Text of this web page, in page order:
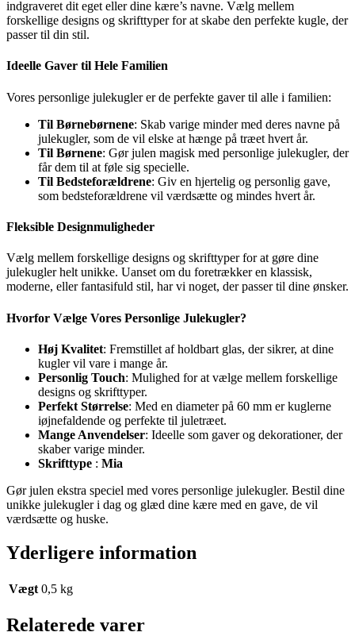
indgraveret dit eget eller dine kære’s navne. Vælg mellem
forskellige designs og skrifttyper for at skabe den perfekte kugle, der
passer til din stil.
Ideelle Gaver til Hele Familien
Vores personlige julekugler er de perfekte gaver til alle i familien:
Til Børnebørnene: Skab varige minder med deres navne på
julekugler, som de vil elske at hænge på træet hvert år.
Til Børnene: Gør julen magisk med personlige julekugler, der
får dem til at føle sig specielle.
Til Bedsteforældrene: Giv en hjertelig og personlig gave,
som bedsteforældrene vil værdsætte og mindes hvert år.
Fleksible Designmuligheder
Vælg mellem forskellige designs og skrifttyper for at gøre dine
julekugler helt unikke. Uanset om du foretrækker en klassisk,
moderne, eller fantasifuld stil, har vi noget, der passer til dine ønsker.
Hvorfor Vælge Vores Personlige Julekugler?
Høj Kvalitet: Fremstillet af holdbart glas, der sikrer, at dine
kugler vil vare i mange år.
Personlig Touch: Mulighed for at vælge mellem forskellige
designs og skrifttyper.
Perfekt Størrelse: Med en diameter på 60 mm er kuglerne
iøjnefaldende og perfekte til juletræet.
Mange Anvendelser: Ideelle som gaver og dekorationer, der
skaber varige minder.
Skrifttype : Mia
Gør julen ekstra speciel med vores personlige julekugler. Bestil dine
unikke julekugler i dag og glæd dine kære med en gave, de vil
værdsætte og huske.
Yderligere information
Vægt 0,5 kg
Relaterede varer